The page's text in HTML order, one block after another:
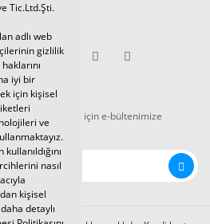
Tic.Ltd.Şti.
adlı web
gizlilik
iyi bir
için kişisel
ve
nasıl
kişisel
detaylı
haberdar olmak için e-bültenimize